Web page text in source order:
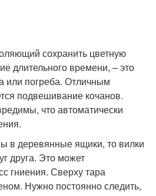
сохранить цветную
длительного времени, – это
или погреба. Отличным
подвешивание кочанов.
что автоматически
в деревянные ящики, то вилки
друга. Это может
гниения. Сверху тара
Нужно постоянно следить,